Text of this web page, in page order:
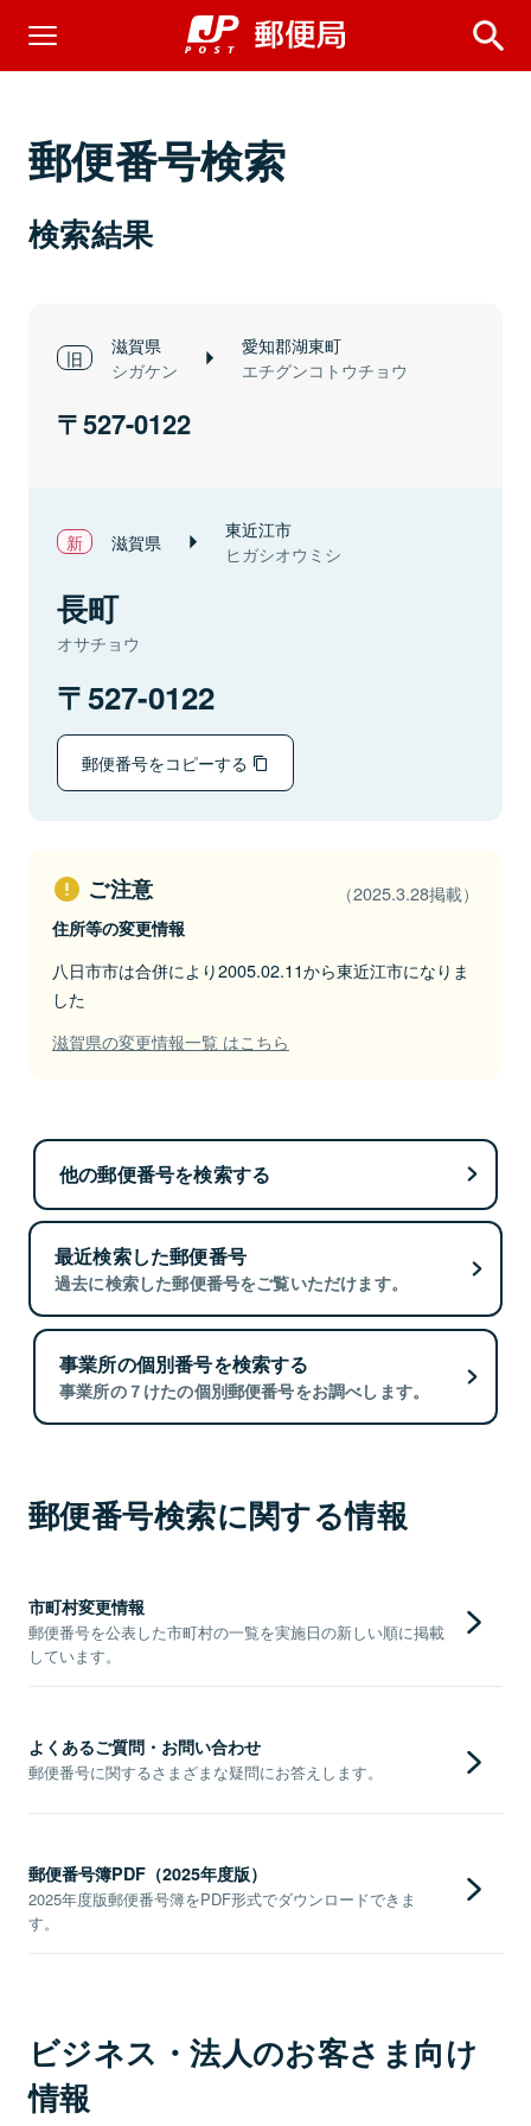
郵便番号検索
検索結果
滋賀県
シガケン
愛知郡湖東町
エチグンコトウチョウ
527-0122
滋賀県 東近江市
ヒガシオウミシ
長町
オサチョウ
527-0122
郵便番号をコピーする
ご注意 （2025.3.28掲載）
住所等の変更情報
八日市市は合併により2005.02.11から東近江市になりま
した
滋賀県の変更情報一覧 はこちら
他の郵便番号を検索する
最近検索した郵便番号
過去に検索した郵便番号をご覧いただけます。
事業所の個別番号を検索する
事業所の７けたの個別郵便番号をお調べします。
郵便番号検索に関する情報
市町村変更情報
郵便番号を公表した市町村の一覧を実施日の新しい順に掲載
しています。
よくあるご質問・お問い合わせ
郵便番号に関するさまざまな疑問にお答えします。
郵便番号簿PDF（2025年度版）
2025年度版郵便番号簿をPDF形式でダウンロードできま
す。
ビジネス・法人のお客さま向け
情報